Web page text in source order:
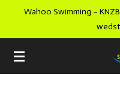
de
hoofdinhoud
Wahoo Swimming –